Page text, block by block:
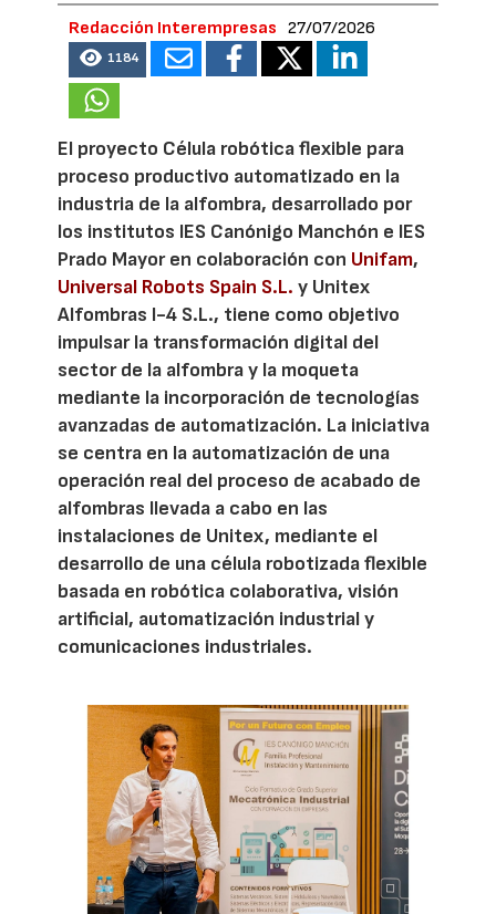
Redacción Interempresas 27/07/2026
1184
El proyecto Célula robótica flexible para
proceso productivo automatizado en la
industria de la alfombra, desarrollado por
los institutos IES Canónigo Manchón e IES
Prado Mayor en colaboración con Unifam,
Universal Robots Spain S.L. y Unitex
Alfombras I-4 S.L., tiene como objetivo
impulsar la transformación digital del
sector de la alfombra y la moqueta
mediante la incorporación de tecnologías
avanzadas de automatización. La iniciativa
se centra en la automatización de una
operación real del proceso de acabado de
alfombras llevada a cabo en las
instalaciones de Unitex, mediante el
desarrollo de una célula robotizada flexible
basada en robótica colaborativa, visión
artificial, automatización industrial y
comunicaciones industriales.